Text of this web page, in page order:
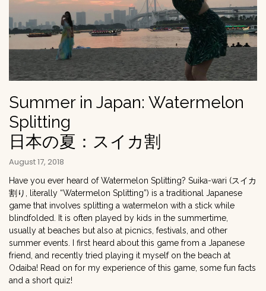
Summer in Japan: Watermelon
Splitting
日本の夏：スイカ割
August 17, 2018
Have you ever heard of Watermelon Splitting? Suika-wari (スイカ
割り, literally “Watermelon Splitting”) is a traditional Japanese
game that involves splitting a watermelon with a stick while
blindfolded. It is often played by kids in the summertime,
usually at beaches but also at picnics, festivals, and other
summer events. I first heard about this game from a Japanese
friend, and recently tried playing it myself on the beach at
Odaiba! Read on for my experience of this game, some fun facts
and a short quiz!